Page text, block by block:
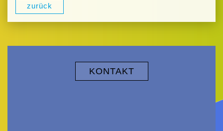
zurück
KONTAKT